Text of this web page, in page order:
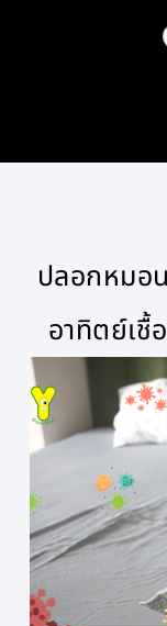
ปลอกหมอ
อาทิตย์เชื้